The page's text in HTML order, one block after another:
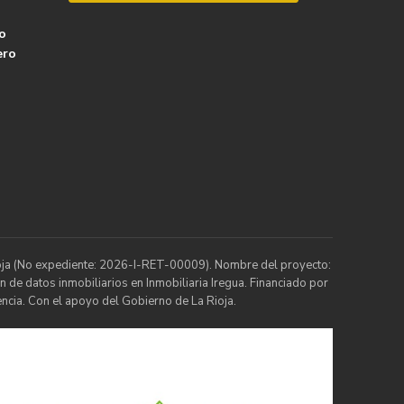
(No expediente: 2026-I-RET-00009). Nombre del proyecto:
datos inmobiliarios en Inmobiliaria Iregua. Financiado por
Con el apoyo del Gobierno de La Rioja.